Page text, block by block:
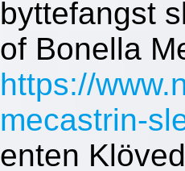
byttefangst
of Bonella
https://
mecastrin-
enten